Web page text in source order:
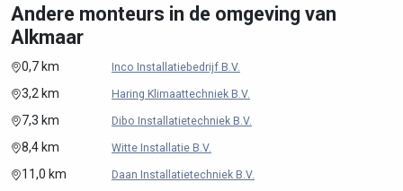
Andere monteurs in de omgeving van
Alkmaar
0,7 km Inco Installatiebedrijf B.V.
3,2 km Haring Klimaattechniek B.V.
7,3 km Dibo Installatietechniek B.V.
8,4 km Witte Installatie B.V.
11,0 km Daan Installatietechniek B.V.